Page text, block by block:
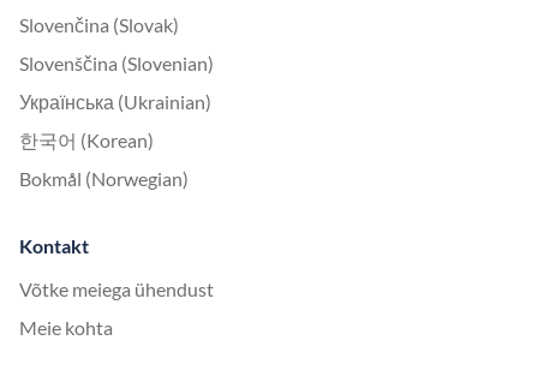
Slovenčina (Slovak)
Slovenščina (Slovenian)
Українська (Ukrainian)
한국어 (Korean)
Bokmål (Norwegian)
Kontakt
Võtke meiega ühendust
Meie kohta